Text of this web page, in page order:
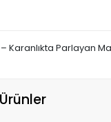
Karanlıkta Parlayan